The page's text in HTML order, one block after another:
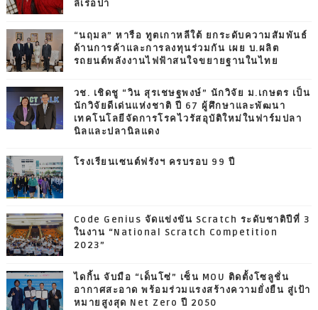
ลี่เร่อปา
“นฤมล” หารือ ทูตเกาหลีใต้ ยกระดับความสัมพันธ์
ด้านการค้าและการลงทุนร่วมกัน เผย บ.ผลิต
รถยนต์พลังงานไฟฟ้าสนใจขยายฐานในไทย
วช. เชิดชู “วิน สุรเชษฐพงษ์” นักวิจัย ม.เกษตร เป็น
นักวิจัยดีเด่นแห่งชาติ ปี 67 ผู้ศึกษาและพัฒนา
เทคโนโลยีจัดการโรคไวรัสอุบัติใหม่ในฟาร์มปลา
นิลและปลานิลแดง
โรงเรียนเซนต์ฟรังฯ ครบรอบ 99 ปี
Code Genius จัดแข่งขัน Scratch ระดับชาติปีที่ 3
ในงาน “National Scratch Competition
2023”
ไดกิ้น จับมือ “เด็นโซ่” เซ็น MOU ติดตั้งโซลูชั่น
อากาศสะอาด พร้อมร่วมแรงสร้างความยั่งยืน สู่เป้า
หมายสูงสุด Net Zero ปี 2050